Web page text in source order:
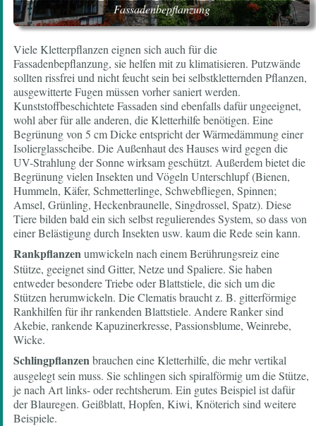
Fassadenbepflanzung
Viele Kletterpflanzen eignen sich auch für die
Fassadenbepflanzung, sie helfen mit zu klimatisieren. Putzwände
sollten rissfrei und nicht feucht sein bei selbstkletternden Pflanzen,
ausgewitterte Fugen müssen vorher saniert werden.
Kunststoffbeschichtete Fassaden sind ebenfalls dafür ungeeignet,
wohl aber für alle anderen, die Kletterhilfe benötigen. Eine
Begrünung von 5 cm Dicke entspricht der Wärmedämmung einer
Isolierglasscheibe. Die Außenhaut des Hauses wird gegen die
UV-Strahlung der Sonne wirksam geschützt. Außerdem bietet die
Begrünung vielen Insekten und Vögeln Unterschlupf (Bienen,
Hummeln, Käfer, Schmetterlinge, Schwebfliegen, Spinnen;
Amsel, Grünling, Heckenbraunelle, Singdrossel, Spatz). Diese
Tiere bilden bald ein sich selbst regulierendes System, so dass von
einer Belästigung durch Insekten usw. kaum die Rede sein kann.
Rankpflanzenumwickeln nach einem Berührungsreiz eine
Stütze, geeignet sind Gitter, Netze und Spaliere. Sie haben
entweder besondere Triebe oder Blattstiele, die sich um die
Stützen herumwickeln. Die Clematis braucht z. B. gitterförmige
Rankhilfen für ihr rankenden Blattstiele. Andere Ranker sind
Akebie, rankende Kapuzinerkresse, Passionsblume, Weinrebe,
Wicke.
Schlingpflanzenbrauchen eine Kletterhilfe, die mehr vertikal
ausgelegt sein muss. Sie schlingen sich spiralförmig um die Stütze,
je nach Art links- oder rechtsherum. Ein gutes Beispiel ist dafür
der Blauregen. Geißblatt, Hopfen, Kiwi, Knöterich sind weitere
Beispiele.